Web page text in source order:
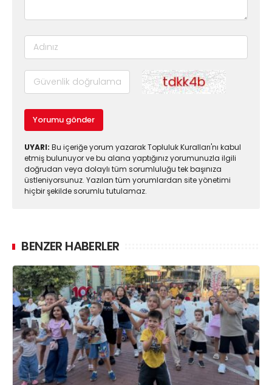
Yorumu gönder
UYARI: Bu içeriğe yorum yazarak Topluluk Kuralları'nı kabul
etmiş bulunuyor ve bu alana yaptığınız yorumunuzla ilgili
doğrudan veya dolaylı tüm sorumluluğu tek başınıza
üstleniyorsunuz. Yazılan tüm yorumlardan site yönetimi
hiçbir şekilde sorumlu tutulamaz.
BENZER HABERLER